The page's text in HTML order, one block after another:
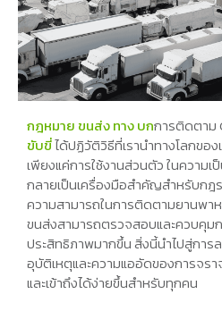
กฎหมาย ขนส่ง ทาง บกการติดตาม
ขับขี่ได้ปฏิวัติวิธีที่เรานำทางโลกของ
เพียงแค่การใช้งานส่วนตัว ในความ
กลายเป็นเครื่องมือสำคัญสำหรับกฎ
ความสามารถในการติดตามยานพาห
ขนส่งสามารถตรวจสอบและควบคุม
ประสิทธิภาพมากขึ้น สิ่งนี้นำไปสู่กา
อุบัติเหตุและความแออัดของการจร
และเข้าถึงได้ง่ายขึ้นสำหรับทุกคน